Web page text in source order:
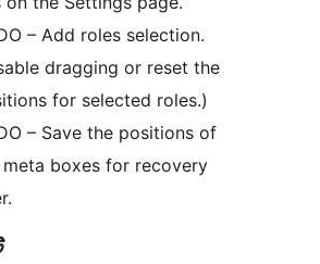
– Add roles selection.
dragging or reset the
for selected roles.)
– Save the positions of
boxes for recovery